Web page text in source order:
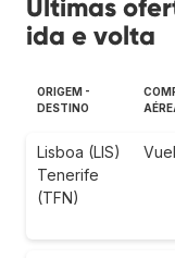
Últimas
ida e volta
ORIGEM -
DESTINO
Lisboa (LIS)
Tenerife
(TFN)